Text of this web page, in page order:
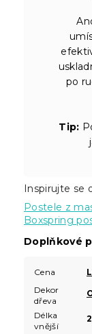
po
Tip:
Inspirujte se
Postele z
Boxspring
Doplňkové
Cena
Dekor
dřeva
Délka
vnější